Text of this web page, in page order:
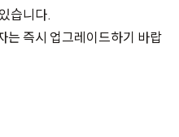
습니다.
는 즉시 업그레이드하기 바랍